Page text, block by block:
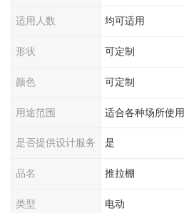
适用人数 均可适用
形状 可定制
颜色 可定制
用途范围 适合各种场所使用
是否提供设计服务 是
品名 推拉棚
类型 电动